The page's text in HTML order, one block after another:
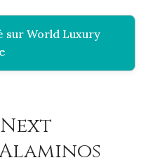
sur World Luxury